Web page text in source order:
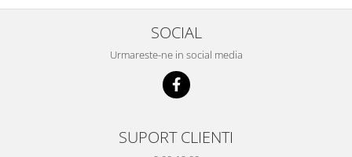
SOCIAL
Urmareste-ne in social media
SUPORT CLIENTI